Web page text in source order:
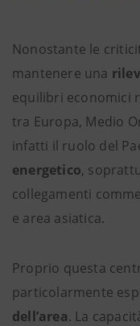
Nonostante le
mantenere una
equilibri economici
tra Europa, Medio
infatti il ruolo del
energetico,
collegamenti
e area asiatica.
Proprio questa
particolarmente
dell’area. La